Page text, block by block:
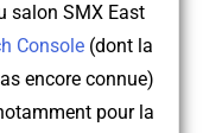
salon SMX East
Console(dont la
encore connue)
pour la